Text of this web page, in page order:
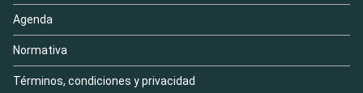
Agenda
Normativa
Términos, condiciones y privacidad